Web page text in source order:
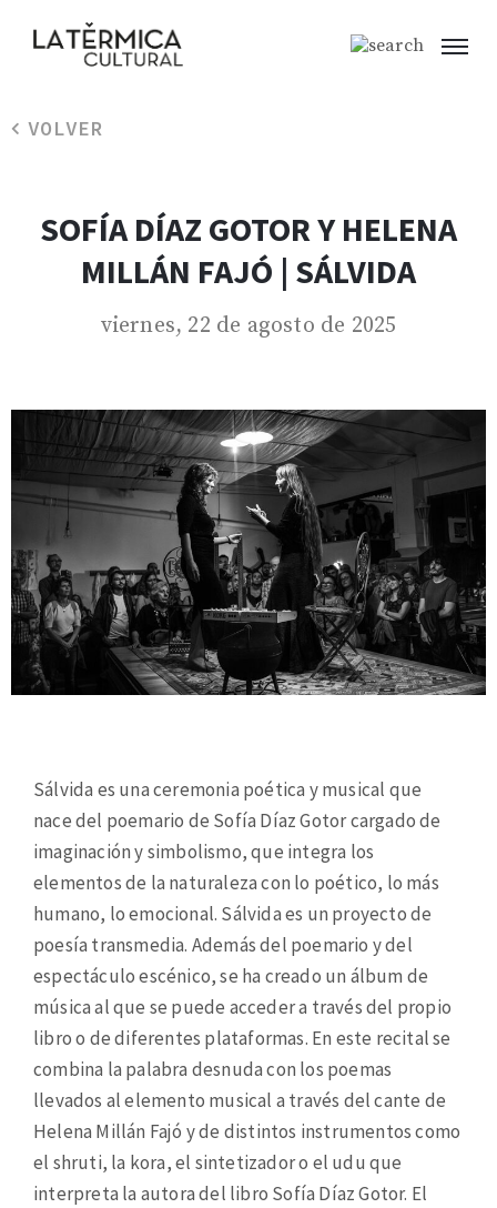
VOLVER
SOFÍA DÍAZ GOTOR Y HELENA
MILLÁN FAJÓ | SÁLVIDA
viernes, 22 de agosto de 2025
Sálvida es una ceremonia poética y musical que
nace del poemario de Sofía Díaz Gotor cargado de
imaginación y simbolismo, que integra los
elementos de la naturaleza con lo poético, lo más
humano, lo emocional. Sálvida es un proyecto de
poesía transmedia. Además del poemario y del
espectáculo escénico, se ha creado un álbum de
música al que se puede acceder a través del propio
libro o de diferentes plataformas. En este recital se
combina la palabra desnuda con los poemas
llevados al elemento musical a través del cante de
Helena Millán Fajó y de distintos instrumentos como
el shruti, la kora, el sintetizador o el udu que
interpreta la autora del libro Sofía Díaz Gotor. El